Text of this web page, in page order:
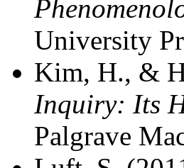
University
Kim, H., &
Inquiry: Its
Palgrave